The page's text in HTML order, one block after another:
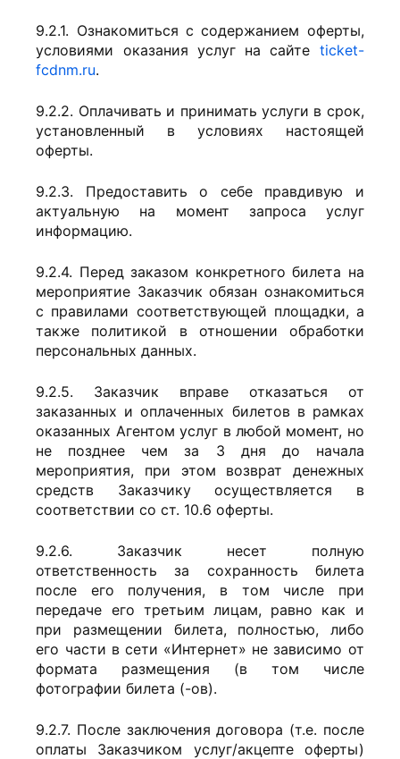
9.2.1. Ознакомиться с содержанием оферты,
условиями оказания услуг на сайте ticket-
fcdnm.ru.
9.2.2. Оплачивать и принимать услуги в срок,
установленный в условиях настоящей
оферты.
9.2.3. Предоставить о себе правдивую и
актуальную на момент запроса услуг
информацию.
9.2.4. Перед заказом конкретного билета на
мероприятие Заказчик обязан ознакомиться
с правилами соответствующей площадки, а
также политикой в отношении обработки
персональных данных.
9.2.5. Заказчик вправе отказаться от
заказанных и оплаченных билетов в рамках
оказанных Агентом услуг в любой момент, но
не позднее чем за 3 дня до начала
мероприятия, при этом возврат денежных
средств Заказчику осуществляется в
соответствии со ст. 10.6 оферты.
9.2.6. Заказчик несет полную
ответственность за сохранность билета
после его получения, в том числе при
передаче его третьим лицам, равно как и
при размещении билета, полностью, либо
его части в сети «Интернет» не зависимо от
формата размещения (в том числе
фотографии билета (-ов).
9.2.7. После заключения договора (т.е. после
оплаты Заказчиком услуг/акцепте оферты)